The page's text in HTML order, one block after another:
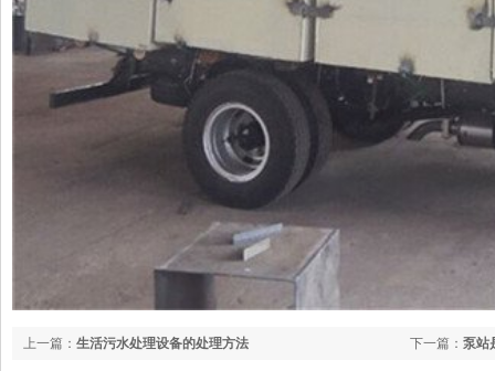
下一篇： 泵站
上一篇： 生活污水处理设备的处理方法